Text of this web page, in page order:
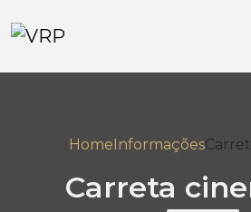
HomeInformações
Carreta